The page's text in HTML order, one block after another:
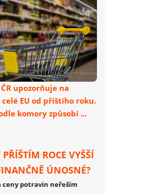
upozorňuje na
EU od příštího roku.
komory způsobí ...
ROCE VYŠŠÍ
ÚNOSNÉ?
ceny potravin neřeším